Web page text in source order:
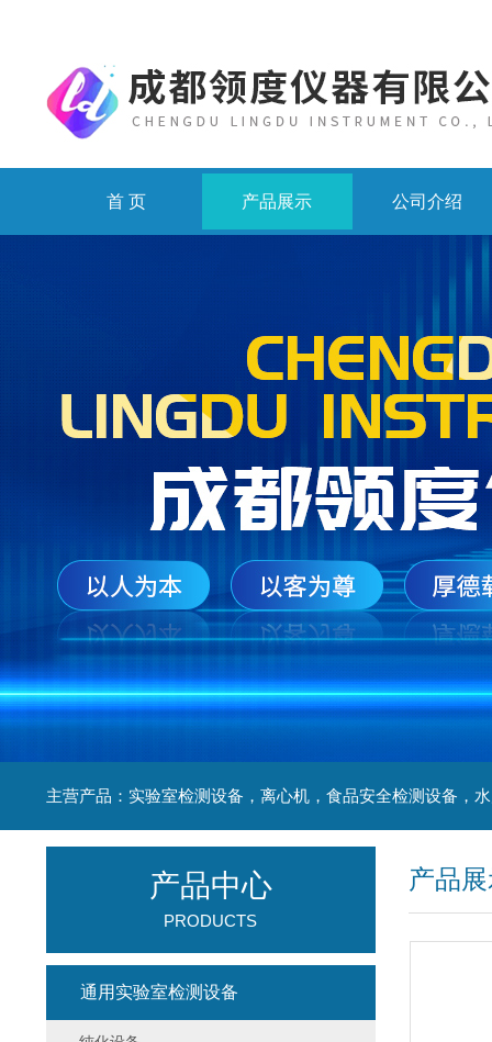
首 页 产品展示 公司介绍
产品
产品中心
PRODUCTS
通用实验室检测设备